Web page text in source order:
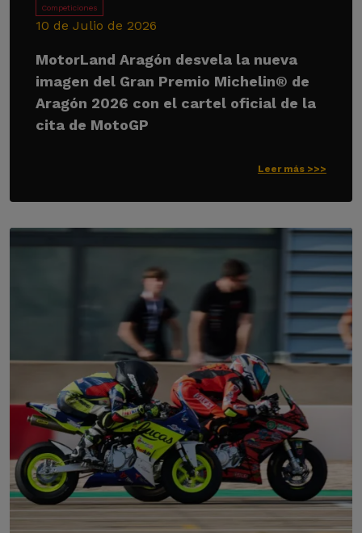
Competiciones
10 de Julio de 2026
MotorLand Aragón desvela la nueva
imagen del Gran Premio Michelin® de
Aragón 2026 con el cartel oficial de la
cita de MotoGP
Leer más >>>